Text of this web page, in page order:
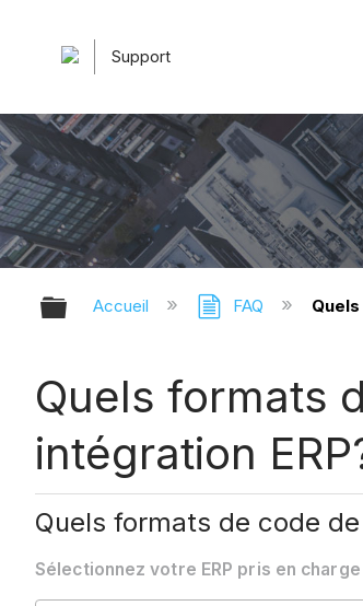
Support
Développer/réduire la
Accueil FAQ
Quels formats
intégration
Quels formats de code
Sélectionnez votre ERP pris en charge